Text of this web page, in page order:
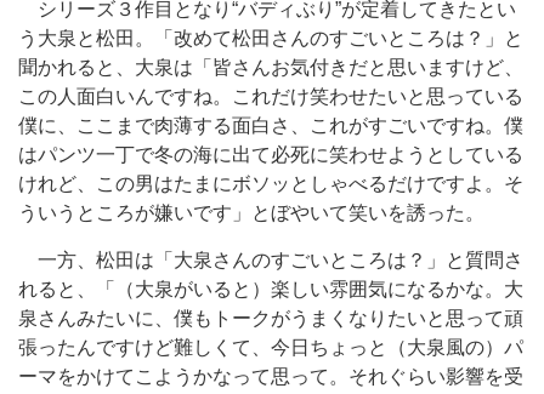
シリーズ３作目となり“バディぶり”が定着してきたとい
う大泉と松田。「改めて松田さんのすごいところは？」と
聞かれると、大泉は「皆さんお気付きだと思いますけど、
この人面白いんですね。これだけ笑わせたいと思っている
僕に、ここまで肉薄する面白さ、これがすごいですね。僕
はパンツ一丁で冬の海に出て必死に笑わせようとしている
けれど、この男はたまにボソッとしゃべるだけですよ。そ
ういうところが嫌いです」とぼやいて笑いを誘った。
一方、松田は「大泉さんのすごいところは？」と質問さ
れると、「（大泉がいると）楽しい雰囲気になるかな。大
泉さんみたいに、僕もトークがうまくなりたいと思って頑
張ったんですけど難しくて、今日ちょっと（大泉風の）パ
ーマをかけてこようかなって思って。それぐらい影響を受